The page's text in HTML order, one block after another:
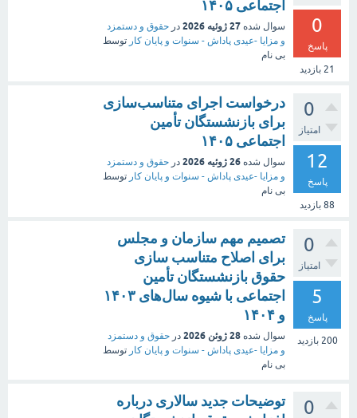
0
پاسخ
21 بازدید
اجتماعی ۱۴۰۵
سوال شده 27 ژوئیه 2026 در حقوق و دستمزد
و مزایا -عیدی پاداش - سنوات و پایان کار توسط
بی نام
0
امتیاز
12
پاسخ
88 بازدید
درخواست اجرای متناسب‌سازی
برای بازنشستگان تأمین
اجتماعی ۱۴۰۵
سوال شده 26 ژوئیه 2026 در حقوق و دستمزد
و مزایا -عیدی پاداش - سنوات و پایان کار توسط
بی نام
0
امتیاز
5
پاسخ
200 بازدید
تصمیم مهم سازمان و مجلس
برای اصلاح متناسب‌ سازی
حقوق بازنشستگان تأمین
اجتماعی با شیوه سال‌های ۱۴۰۳
و ۱۴۰۴
سوال شده 28 ژوئن 2026 در حقوق و دستمزد
و مزایا -عیدی پاداش - سنوات و پایان کار توسط
بی نام
0
توضیحات جدید سالاری درباره